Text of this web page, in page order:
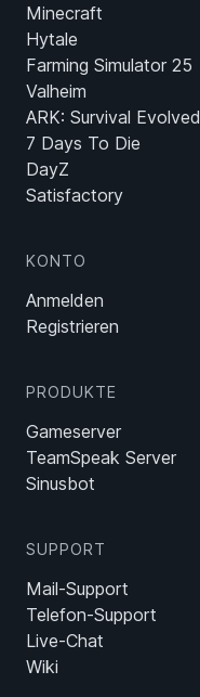
Minecraft
Hytale
Farming Simulator 25
Valheim
ARK: Survival Evolved
7 Days To Die
DayZ
Satisfactory
KONTO
Anmelden
Registrieren
PRODUKTE
Gameserver
TeamSpeak Server
Sinusbot
SUPPORT
Mail-Support
Telefon-Support
Live-Chat
Wiki